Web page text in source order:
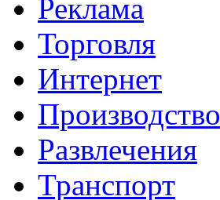
Реклама
Торговля
Интернет
Производство
Развлечения
Транспорт